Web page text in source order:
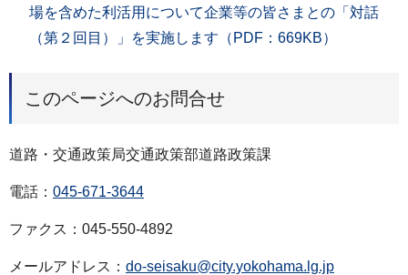
場を含めた利活用について企業等の皆さまとの「対話
（第２回目）」を実施します（PDF：669KB）
このページへのお問合せ
道路・交通政策局交通政策部道路政策課
電話： 045-671-3644
ファクス：045-550-4892
メールアドレス： do-seisaku@city.yokohama.lg.jp